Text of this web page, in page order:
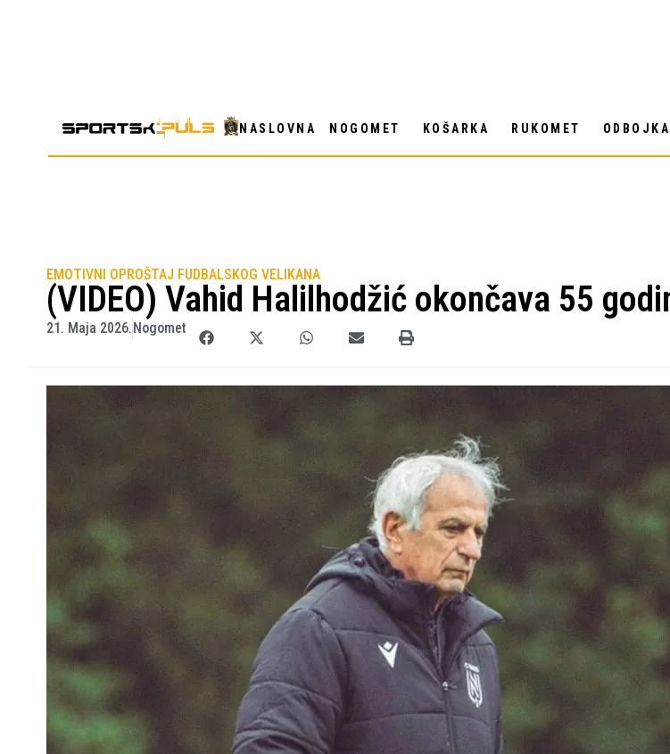
NASLOVNA NOGOMET KOŠARKA RUKOMET ODBOJKA
EMOTIVNI OPROŠTAJ FUDBALSKOG VELIKANA
(VIDEO) Vahid Halilhodžić okončava 55
21. Maja 2026.Nogomet